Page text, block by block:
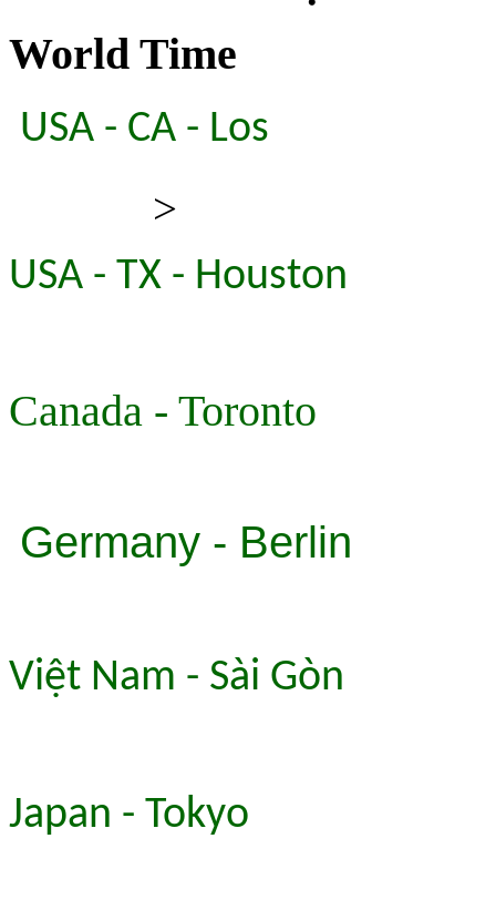
World Time
USA - CA - Los
>
USA - TX - Houston
Canada - Toronto
Germany - Berlin
Việt Nam - Sài Gòn
Japan - Tokyo